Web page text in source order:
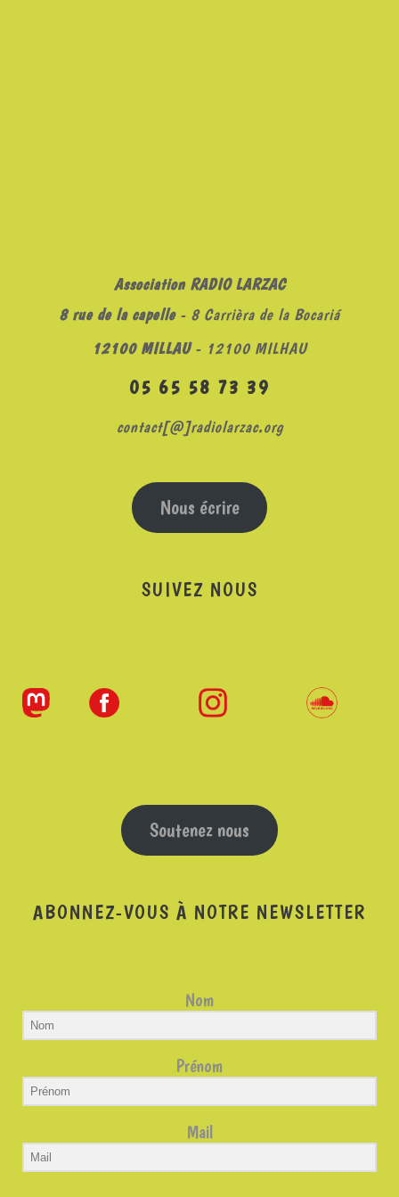
Association RADIO LARZAC
8 rue de la capelle- 8 Carrièra de la Bocariá
12100 MILLAU- 12100 MILHAU
05 65 58 73 39
contact[@]radiolarzac.org
Nous écrire
SUIVEZ NOUS
Soutenez nous
ABONNEZ-VOUS À NOTRE NEWSLETTER
Nom
Prénom
Mail